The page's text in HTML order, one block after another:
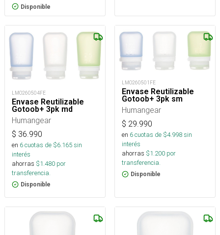
Disponible
LMO260504FE
Envase Reutilizable
Gotoob+ 3pk md
Humangear
$ 36.990
en 6cuotas de $6.165sin
interés
ahorras $1.480 por
transferencia.
Disponible
LMO260501FE
Envase Reutilizable
Gotoob+ 3pk sm
Humangear
$ 29.990
en 6cuotas de $4.998sin
interés
ahorras $1.200 por
transferencia.
Disponible